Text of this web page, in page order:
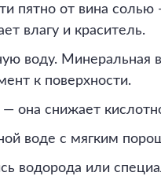
пятно от вина солью
влагу и краситель.
воду. Минеральная
к поверхности.
она снижает
воде с мягким
водорода или